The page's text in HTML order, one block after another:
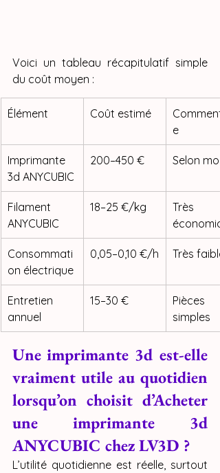
Voici un tableau récapitulatif simple
du coût moyen :
Élément Coût estimé
e
Imprimante
3d ANYCUBIC
200–450 € Selon
Filament
ANYCUBIC
18–25 €/kg
Très
Consommati
on électrique
0,05–0,10 €/h Très faible
Entretien
annuel
15–30 €
Pièces
simples
Une imprimante 3d est-elle
vraiment utile au quotidien
lorsqu’on choisit d’Acheter
une imprimante 3d
ANYCUBIC chez LV3D ?
L’utilité quotidienne est réelle, surtout